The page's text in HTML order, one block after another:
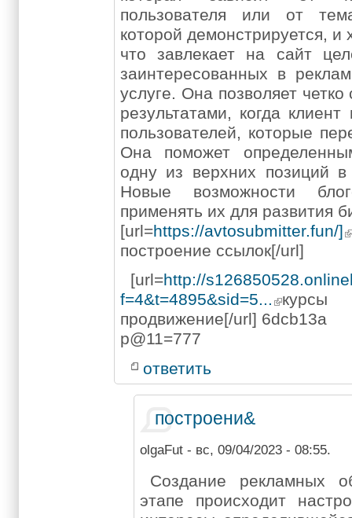
пользователя или от
которой демонстрируется,
что завлекает на сайт
заинтересованных в
услуге. Она позволяет
результатами, когда
пользователей, которые
Она поможет
одну из верхних позиций в
Новые возможности
применять их для развития
[url=https://avtosubmitter.fun/]
построение ссылок[/url]
[url=http://
f=4&t=4895&sid=5...
продвижение[/url] 6dcb13a
p@11=777
ответить
построени&
olgaFut- вс, 09/04/2023 - 08:55.
Создание рекламных
этапе происходит